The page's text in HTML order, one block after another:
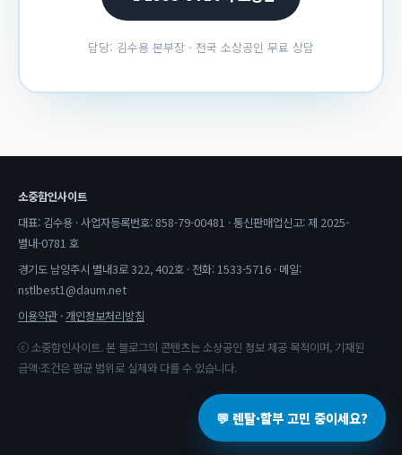
담당: 김수용 본부장 · 전국 소상공인 무료 상담
소중함인사이트
대표: 김수용 · 사업자등록번호: 858-79-00481 · 통신판매업신고: 제 2025-
별내-0781 호
경기도 남양주시 별내3로 322, 402호 · 전화: 1533-5716 · 메일:
nstlbest1@daum.net
이용약관 ·개인정보처리방침
ⓒ 소중함인사이트. 본 블로그의 콘텐츠는 소상공인 정보 제공 목적이며, 기재된
금액·조건은 평균 범위로 실제와 다를 수 있습니다.
💬 렌탈·할부 고민 중이세요?